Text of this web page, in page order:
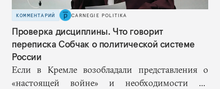
КОММЕНТАРИЙ CARNEGIE POLITIKA
Проверка дисциплины. Что говорит
переписка Собчак о политической системе
России
Если в Кремле возобладали представления о
«настоящей войне» и необходимости не